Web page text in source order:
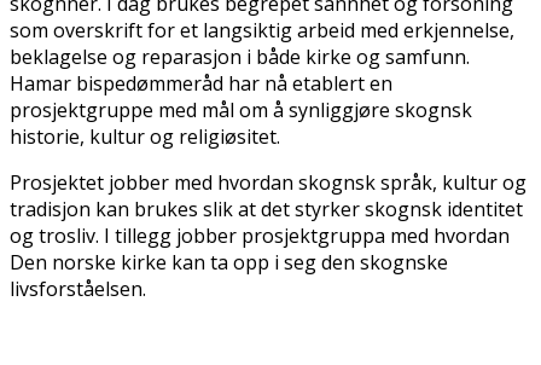
som overskrift for et langsiktig arbeid med erkjennelse,
beklagelse og reparasjon i både kirke og samfunn.
Hamar bispedømmeråd har nå etablert en
prosjektgruppe med mål om å synliggjøre skogfinsk
historie, kultur og religiøsitet.
Prosjektet jobber med hvordan skogfinsk språk, kultur og
tradisjon kan brukes slik at det styrker skogfinsk identitet
og trosliv. I tillegg jobber prosjektgruppa med hvordan
Den norske kirke kan ta opp i seg den skogfinske
livsforståelsen.